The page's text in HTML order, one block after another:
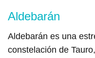
Aldebarán
Aldebarán es una
constelación de